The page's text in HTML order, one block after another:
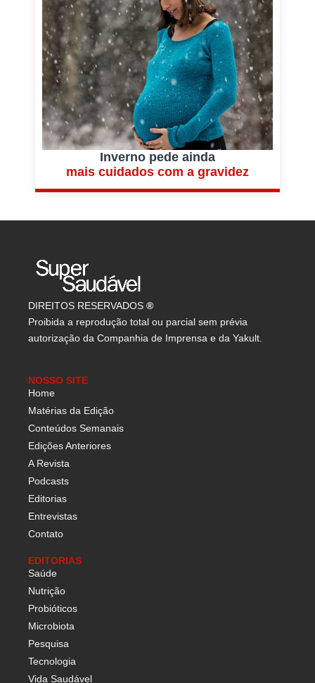
Inverno pede ainda
mais cuidados com a gravidez
DIREITOS RESERVADOS ®
Proibida a reprodução total ou parcial sem prévia
autorização da Companhia de Imprensa e da Yakult.
NOSSO SITE
Home
Matérias da Edição
Conteúdos Semanais
Edições Anteriores
A Revista
Podcasts
Editorias
Entrevistas
Contato
EDITORIAS
Saúde
Nutrição
Probióticos
Microbiota
Pesquisa
Tecnologia
Vida Saudável